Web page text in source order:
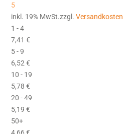
5
inkl. 19% MwSt.zzgl.Versandkosten
1 - 4
7,41€
5 - 9
6,52€
10 - 19
5,78€
20 - 49
5,19€
50+
4,66€